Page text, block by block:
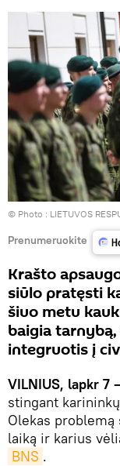
© Photo : LIETUVOS
Prenumeruokite
Krašto
siūlo pratęsti
šiuo metu
baigia
integruotis į
VILNIUS, lapkr 7
stingant
Olekas
laiką ir karius
BNS .